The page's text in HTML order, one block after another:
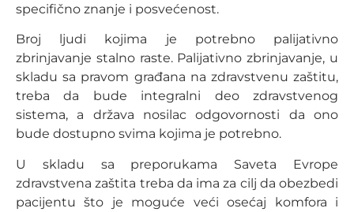
specifično znanje i posvećenost.
Broj ljudi kojima je potrebno palijativno
zbrinjavanje stalno raste. Palijativno zbrinjavanje, u
skladu sa pravom građana na zdravstvenu zaštitu,
treba da bude integralni deo zdravstvenog
sistema, a država nosilac odgovornosti da ono
bude dostupno svima kojima je potrebno.
U skladu sa preporukama Saveta Evrope
zdravstvena zaštita treba da ima za cilj da obezbedi
pacijentu što je moguće veći osećaj komfora i